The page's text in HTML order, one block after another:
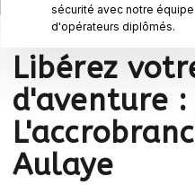
sécurité avec notre équipe
d'opérateurs diplômés.
Libérez
d'aventure :
Aulaye